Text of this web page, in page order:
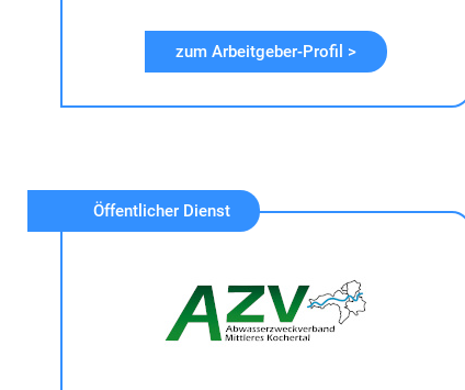
zum Arbeitgeber-Profil >
Öffentlicher Dienst